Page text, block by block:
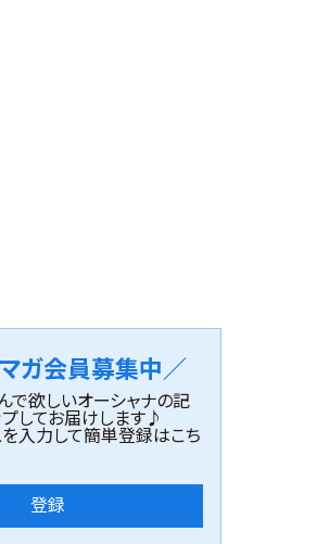
ガ会員募集中／
で欲しいオーシャナの記
してお届けします♪
を入力して簡単登録はこち
登録